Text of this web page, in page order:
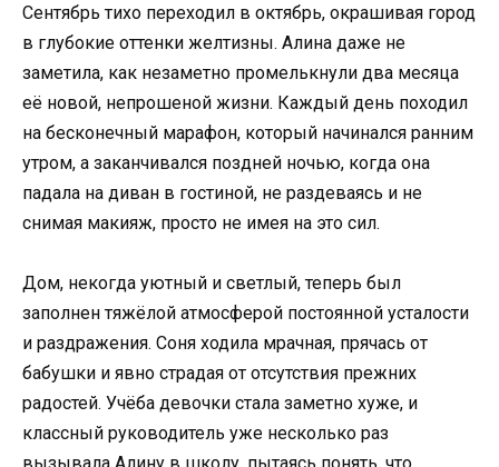
Сентябрь тихо переходил в октябрь, окрашивая город
в глубокие оттенки желтизны. Алина даже не
заметила, как незаметно промелькнули два месяца
её новой, непрошеной жизни. Каждый день походил
на бесконечный марафон, который начинался ранним
утром, а заканчивался поздней ночью, когда она
падала на диван в гостиной, не раздеваясь и не
снимая макияж, просто не имея на это сил.
Дом, некогда уютный и светлый, теперь был
заполнен тяжёлой атмосферой постоянной усталости
и раздражения. Соня ходила мрачная, прячась от
бабушки и явно страдая от отсутствия прежних
радостей. Учёба девочки стала заметно хуже, и
классный руководитель уже несколько раз